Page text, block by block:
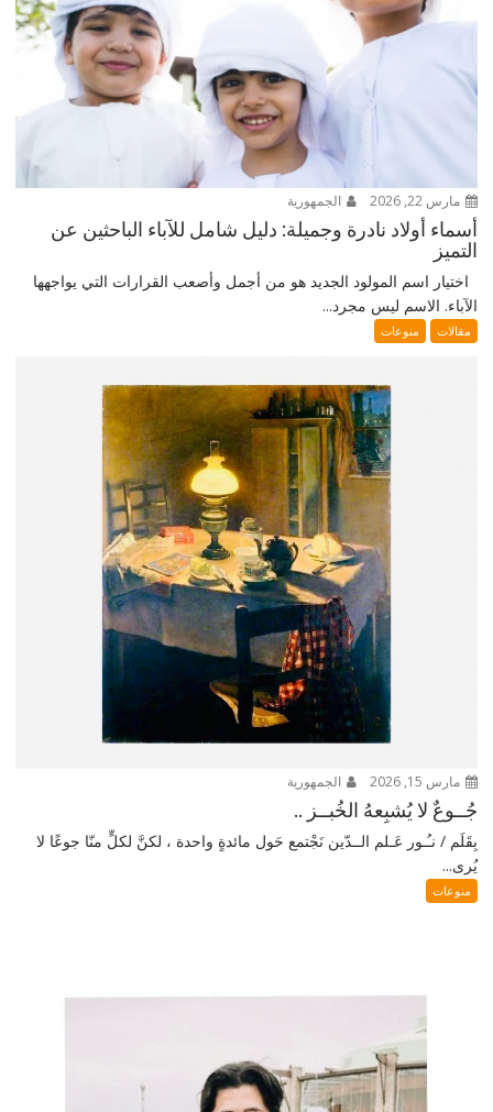
مارس 22, 2026 الجمهورية
أسماء أولاد نادرة وجميلة: دليل شامل للآباء الباحثين عن
التميز
اختيار اسم المولود الجديد هو من أجمل وأصعب القرارات التي يواجهها
الآباء. الاسم ليس مجرد...
مقالات منوعات
مارس 15, 2026 الجمهورية
جُــوعٌ لا يُشبِعهُ الخُبــز ..
بِقَلَم / نـُـور عَـلم الــدّين نَجْتمع حَول مائدةٍ واحدة ، لكنَّ لكلٍّ منّا جوعًا لا
يُرى...
منوعات